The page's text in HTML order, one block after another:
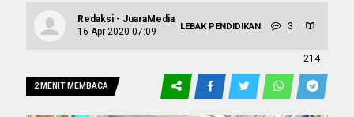
Redaksi - JuaraMedia
16 Apr 2020 07:09
LEBAK PENDIDIKAN 3
214
2 MENIT MEMBACA